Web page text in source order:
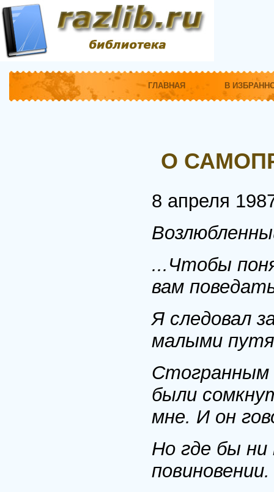
ГЛАВНАЯ В
О
8 апреля
...Чтобы
вам
Я следовал
малыми
Стогранным
были
мне. И он
Но где бы ни